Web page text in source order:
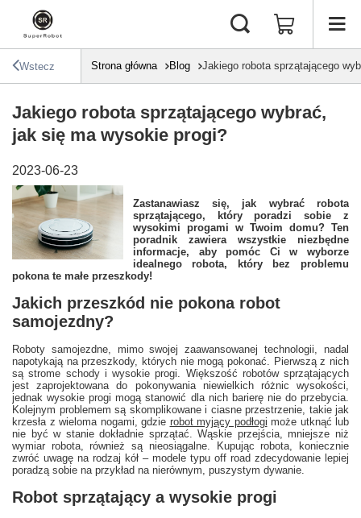
Wstecz Strona główna Blog Jakiego robota sprzątającego
Jakiego robota sprzątającego wybrać,
jak się ma wysokie progi?
2023-06-23
Zastanawiasz się, jak wybrać robota
sprzątającego, który poradzi sobie z
wysokimi progami w Twoim domu? Ten
poradnik zawiera wszystkie niezbędne
informacje, aby pomóc Ci w wyborze
idealnego robota, który bez problemu
pokona te małe przeszkody!
Jakich przeszkód nie pokona robot
samojezdny?
Roboty samojezdne, mimo swojej zaawansowanej technologii, nadal
napotykają na przeszkody, których nie mogą pokonać. Pierwszą z nich
są strome schody i wysokie progi. Większość robotów sprzątających
jest zaprojektowana do pokonywania niewielkich różnic wysokości,
jednak wysokie progi mogą stanowić dla nich barierę nie do przebycia.
Kolejnym problemem są skomplikowane i ciasne przestrzenie, takie jak
krzesła z wieloma nogami, gdzie robot myjący podłogi może utknąć lub
nie być w stanie dokładnie sprzątać. Wąskie przejścia, mniejsze niż
wymiar robota, również są nieosiągalne. Kupując robota, koniecznie
zwróć uwagę na rodzaj kół – modele typu off road zdecydowanie lepiej
poradzą sobie na przykład na nierównym, puszystym dywanie.
Robot sprzątający a wysokie progi